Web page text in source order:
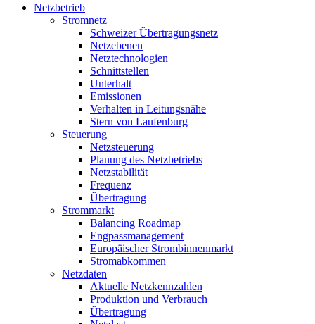
Netzbetrieb
Stromnetz
Schweizer Übertragungsnetz
Netzebenen
Netztechnologien
Schnittstellen
Unterhalt
Emissionen
Verhalten in Leitungsnähe
Stern von Laufenburg
Steuerung
Netzsteuerung
Planung des Netzbetriebs
Netzstabilität
Frequenz
Übertragung
Strommarkt
Balancing Roadmap
Engpassmanagement
Europäischer Strombinnenmarkt
Stromabkommen
Netzdaten
Aktuelle Netzkennzahlen
Produktion und Verbrauch
Übertragung